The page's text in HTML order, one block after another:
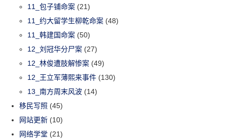
11_包子铺命案 (21)
11_约大留学生柳乾命案 (48)
11_韩建国命案 (50)
12_刘冠华分尸案 (27)
12_林俊遭肢解惨案 (49)
12_王立军薄熙来事件 (130)
13_南方周末风波 (14)
移民写照 (45)
网站更新 (10)
网络学堂 (21)